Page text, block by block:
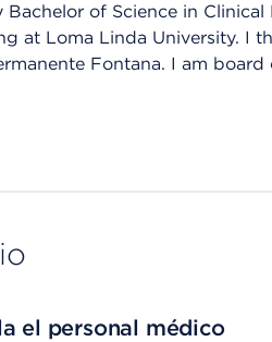
Bachelor of Science in
at Loma Linda University. I
Fontana. I am
el personal médico